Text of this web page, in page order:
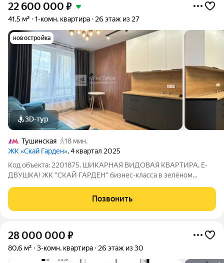
22 600 000 ₽
41,5 м² 1-комн. квартира 26 этаж из 27
новостройка
3D-тур
Тушинская
18 мин.
ЖК «Скай Гарден», 4 квартал 2025
Код объекта: 2201875. ШИКАРНАЯ ВИДОВАЯ КВАРТИРА, Е-
ДВУШКА! ЖК "СКАЙ ГАРДЕН" бизнес-класса в зелёном
Кв м, на 26 этаже 27 этажного дома! - Окна во двор и на
горизонт! - Высокие потолки - 3 м.; -
Позвонить
28 000 000 ₽
80,6 м² 3-комн. квартира 26 этаж из 30